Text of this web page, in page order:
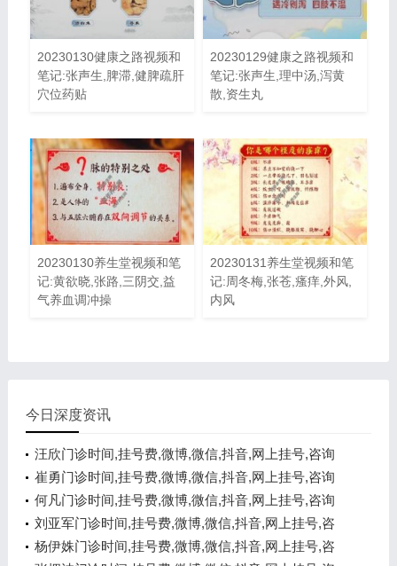
20230130健康之路视频和
笔记:张声生,脾滞,健脾疏肝
穴位药贴
20230129健康之路视频和
笔记:张声生,理中汤,泻黄
散,资生丸
20230130养生堂视频和笔
记:黄欲晓,张路,三阴交,益
气养血调冲操
20230131养生堂视频和笔
记:周冬梅,张苍,瘙痒,外风,
内风
今日深度资讯
汪欣门诊时间,挂号费,微博,微信,抖音,网上挂号,咨询
电话,在线咨询
崔勇门诊时间,挂号费,微博,微信,抖音,网上挂号,咨询
电话,在线咨询
何凡门诊时间,挂号费,微博,微信,抖音,网上挂号,咨询
电话,在线咨询
刘亚军门诊时间,挂号费,微博,微信,抖音,网上挂号,咨
询电话,在线咨询
杨伊姝门诊时间,挂号费,微博,微信,抖音,网上挂号,咨